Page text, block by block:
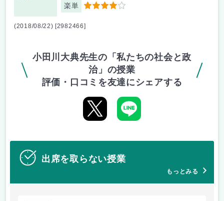
楽単 4
(2018/08/22) [2982466]
小田川大典先生の「私たちの社会と政
治」の授業
評価・口コミを友達にシェアする
出席を取らない授業
もっとみる